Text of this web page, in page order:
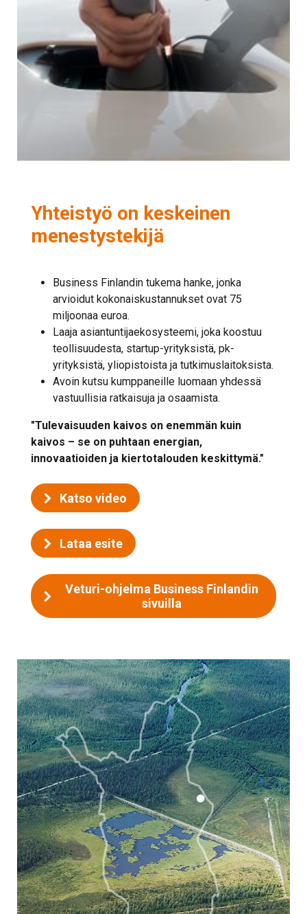
Yhteistyö on keskeinen
menestystekijä
Business Finlandin tukema hanke, jonka
arvioidut kokonaiskustannukset ovat 75
miljoonaa euroa.
Laaja asiantuntijaekosysteemi, joka koostuu
teollisuudesta, startup-yrityksistä, pk-
yrityksistä, yliopistoista ja tutkimuslaitoksista.
Avoin kutsu kumppaneille luomaan yhdessä
vastuullisia ratkaisuja ja osaamista.
"Tulevaisuuden kaivos on enemmän kuin
kaivos – se on puhtaan energian,
innovaatioiden ja kiertotalouden keskittymä."
Katso video
Lataa esite
Veturi-ohjelma Business Finlandin
sivuilla